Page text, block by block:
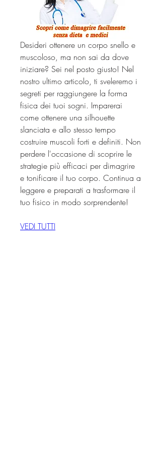
Desideri ottenere un corpo snello e
muscoloso, ma non sai da dove
iniziare? Sei nel posto giusto! Nel
nostro ultimo articolo, ti sveleremo i
segreti per raggiungere la forma
fisica dei tuoi sogni. Imparerai
come ottenere una silhouette
slanciata e allo stesso tempo
costruire muscoli forti e definiti. Non
perdere l'occasione di scoprire le
strategie più efficaci per dimagrire
e tonificare il tuo corpo. Continua a
leggere e preparati a trasformare il
tuo fisico in modo sorprendente!
VEDI TUTTI